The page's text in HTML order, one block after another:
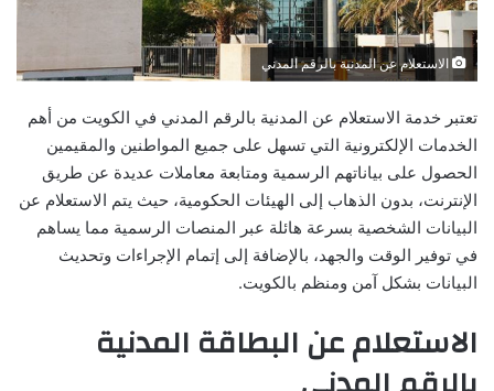
الاستعلام عن المدنية بالرقم المدني
تعتبر خدمة الاستعلام عن المدنية بالرقم المدني في الكويت من أهم
الخدمات الإلكترونية التي تسهل على جميع المواطنين والمقيمين
الحصول على بياناتهم الرسمية ومتابعة معاملات عديدة عن طريق
الإنترنت، بدون الذهاب إلى الهيئات الحكومية، حيث يتم الاستعلام عن
البيانات الشخصية بسرعة هائلة عبر المنصات الرسمية مما يساهم
في توفير الوقت والجهد، بالإضافة إلى إتمام الإجراءات وتحديث
البيانات بشكل آمن ومنظم بالكويت.
الاستعلام عن البطاقة المدنية